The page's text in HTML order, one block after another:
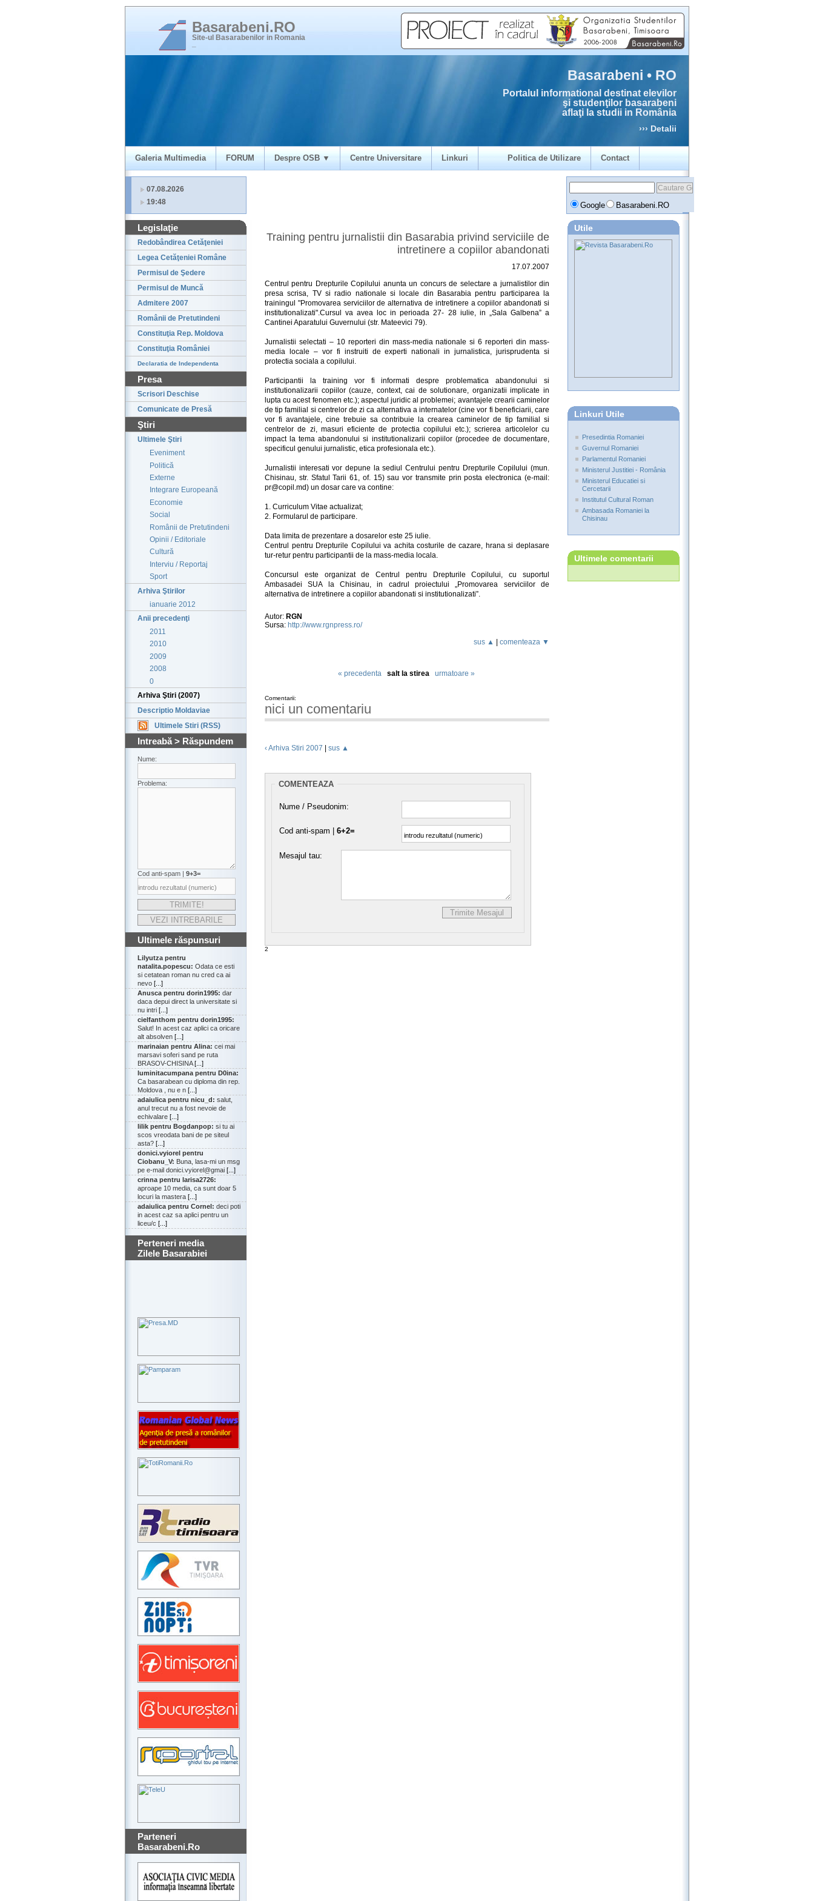
Basarabeni.RO
Site-ul Basarabenilor in Romania
Basarabeni • RO
Portalul informational destinat elevilor
şi studenţilor basarabeni
aflaţi la studii in România
››› Detalii
Galeria Multimedia FORUM Despre OSB ▼ Centre Universitare Linkuri Politica de Utilizare Contact
07.08.2026
19:48
Google Basarabeni.RO
Legislaţie
Redobândirea Cetăţeniei
Legea Cetăţeniei Române
Permisul de Şedere
Permisul de Muncă
Admitere 2007
Românii de Pretutindeni
Constituţia Rep. Moldova
Constituţia României
Declaratia de Independenta
Presa
Scrisori Deschise
Comunicate de Presă
Ştiri
Ultimele Ştiri
Eveniment
Politică
Externe
Integrare Europeană
Economie
Social
Românii de Pretutindeni
Opinii / Editoriale
Cultură
Interviu / Reportaj
Sport
Arhiva Ştirilor
ianuarie 2012
Anii precedenţi
2011
2010
2009
2008
0
Arhiva Ştiri (2007)
Descriptio Moldaviae
Ultimele Stiri (RSS)
Intreabă > Răspundem
Nume:
Problema:
Cod anti-spam | 9+3=
Ultimele răspunsuri
Lilyutza pentru
natalita.popescu: Odata ce esti
si cetatean roman nu cred ca ai
nevo [...]
Anusca pentru dorin1995: dar
daca depui direct la universitate si
nu intri [...]
cielfanthom pentru dorin1995:
Salut! In acest caz aplici ca oricare
alt absolven [...]
marinaian pentru Alina: cei mai
marsavi soferi sand pe ruta
BRASOV-CHISINA[...]
luminitacumpana pentru D0ina:
Ca basarabean cu diploma din rep.
Moldova , nu e n [...]
adaiulica pentru nicu_d: salut,
anul trecut nu a fost nevoie de
echivalare [...]
lilik pentru Bogdanpop: si tu ai
scos vreodata bani de pe siteul
asta? [...]
donici.vyiorel pentru
Ciobanu_V: Buna, lasa-mi un msg
pe e-mail donici.vyiorel@gmai [...]
crinna pentru larisa2726:
aproape 10 media, ca sunt doar 5
locuri la mastera [...]
adaiulica pentru Cornel: deci poti
in acest caz sa aplici pentru un
liceu/c [...]
Perteneri media
Zilele Basarabiei
Parteneri
Basarabeni.Ro
Training pentru jurnalistii din Basarabia privind serviciile de
intretinere a copiilor abandonati
17.07.2007
Centrul pentru Drepturile Copilului anunta un concurs de selectare a jurnalistilor din
presa scrisa, TV si radio nationale si locale din Basarabia pentru participarea la
trainingul "Promovarea serviciilor de alternativa de intretinere a copiilor abandonati si
institutionalizati".Cursul va avea loc in perioada 27- 28 iulie, in „Sala Galbena” a
Cantinei Aparatului Guvernului (str. Mateevici 79).
Jurnalistii selectati – 10 reporteri din mass-media nationale si 6 reporteri din mass-
media locale – vor fi instruiti de experti nationali in jurnalistica, jurisprudenta si
protectia sociala a copilului.
Participantii la training vor fi informati despre problematica abandonului si
institutionalizarii copiilor (cauze, context, cai de solutionare, organizatii implicate in
lupta cu acest fenomen etc.); aspectul juridic al problemei; avantajele crearii caminelor
de tip familial si centrelor de zi ca alternativa a internatelor (cine vor fi beneficiarii, care
vor fi avantajele, cine trebuie sa contribuie la crearea caminelor de tip familial si
centrelor de zi, masuri eficiente de protectia copilului etc.); scrierea articolelor cu
impact la tema abandonului si institutionalizarii copiilor (procedee de documentare,
specificul genului jurnalistic, etica profesionala etc.).
Jurnalistii interesati vor depune la sediul Centrului pentru Drepturile Copilului (mun.
Chisinau, str. Sfatul Tarii 61, of. 15) sau vor transmite prin posta electronica (e-mail:
pr@copil.md) un dosar care va contine:
1. Curriculum Vitae actualizat;
2. Formularul de participare.
Data limita de prezentare a dosarelor este 25 iulie.
Centrul pentru Drepturile Copilului va achita costurile de cazare, hrana si deplasare
tur-retur pentru participantii de la mass-media locala.
Concursul este organizat de Centrul pentru Drepturile Copilului, cu suportul
Ambasadei SUA la Chisinau, in cadrul proiectului „Promovarea serviciilor de
alternativa de intretinere a copiilor abandonati si institutionalizati”.
Autor: RGN
Sursa: http://www.rgnpress.ro/
sus ▲
comenteaza ▼
« precedenta salt la stirea urmatoare »
Comentarii:
nici un comentariu
‹ Arhiva Stiri 2007 sus ▲
COMENTEAZA
Nume / Pseudonim:
Cod anti-spam | 6+2=
Mesajul tau:
2
Utile
Linkuri Utile
Presedintia Romaniei
Guvernul Romaniei
Parlamentul Romaniei
Ministerul Justitiei - România
Ministerul Educatiei si
Cercetarii
Institutul Cultural Roman
Ambasada Romaniei la
Chisinau
Ultimele comentarii